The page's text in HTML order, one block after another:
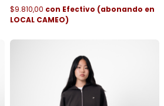
$9.810,00 con Efectivo (abonando en
LOCAL CAMEO)